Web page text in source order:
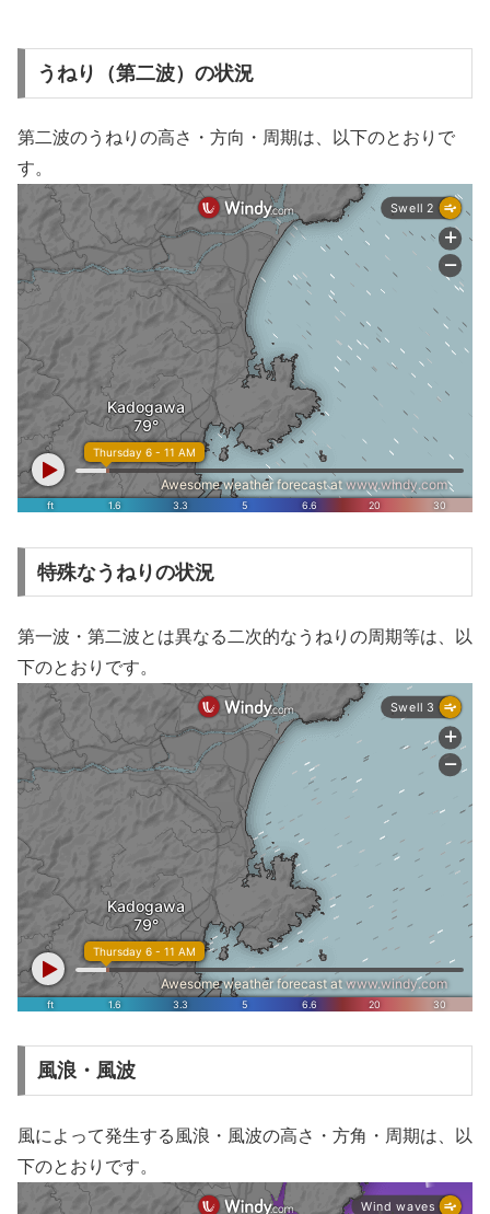
うねり（第二波）の状況
第二波のうねりの高さ・方向・周期は、以下のとおりで
す。
特殊なうねりの状況
第一波・第二波とは異なる二次的なうねりの周期等は、以
下のとおりです。
風浪・風波
風によって発生する風浪・風波の高さ・方角・周期は、以
下のとおりです。